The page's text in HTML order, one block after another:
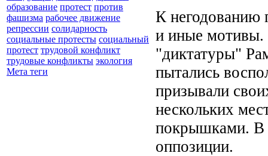
образование протест против
фашизма рабочее движение
репрессии солидарность
социальные протесты социальный
протест трудовой конфликт
трудовые конфликты экология
Мета теги
К негодованию
и иные мотивы.
"диктатуры"
пытались
призывали
нескольких
покрышками. В
оппозиции.